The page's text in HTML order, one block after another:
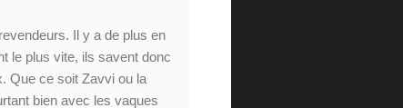
Il y a de plus en
le plus vite, ils savent donc
Que ce soit Zavvi ou la
bien avec les vaques